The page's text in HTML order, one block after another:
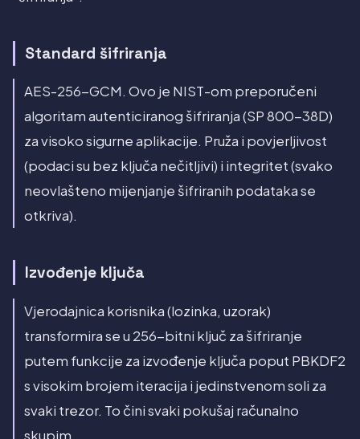
Standard šifriranja
AES-256-GCM. Ovo je NIST-om preporučeni
algoritam autenticiranog šifriranja (SP 800-38D)
za visoko sigurne aplikacije. Pruža i povjerljivost
(podaci su bez ključa nečitljivi) i integritet (svako
neovlašteno mijenjanje šifriranih podataka se
otkriva).
Izvođenje ključa
Vjerodajnica korisnika (lozinka, uzorak)
transformira se u 256-bitni ključ za šifriranje
putem funkcije za izvođenje ključa poput PBKDF2
s visokim brojem iteracija i jedinstvenom soli za
svaki trezor. To čini svaki pokušaj računalno
skupim.